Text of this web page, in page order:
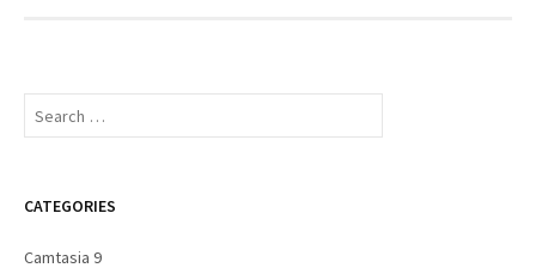
S
c
f
CATEGORIES
Camtasia 9